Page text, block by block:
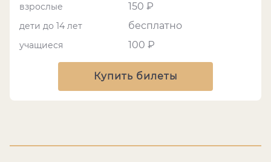
взрослые 150 ₽
дети до 14 лет бесплатно
учащиеся 100 ₽
Купить билеты